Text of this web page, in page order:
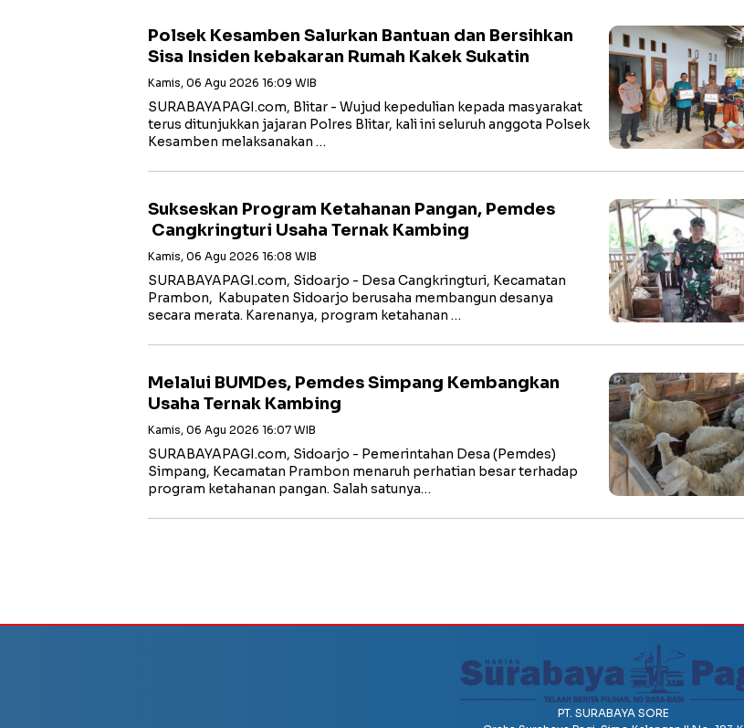
Polsek Kesamben Salurkan Bantuan dan Bersihkan
Sisa Insiden kebakaran Rumah Kakek Sukatin
Kamis, 06 Agu 2026 16:09 WIB
SURABAYAPAGI.com, Blitar - Wujud kepedulian kepada masyarakat
terus ditunjukkan jajaran Polres Blitar, kali ini seluruh anggota Polsek
Kesamben melaksanakan …
Sukseskan Program Ketahanan Pangan, Pemdes
Cangkringturi Usaha Ternak Kambing
Kamis, 06 Agu 2026 16:08 WIB
SURABAYAPAGI.com, Sidoarjo - Desa Cangkringturi, Kecamatan
Prambon, Kabupaten Sidoarjo berusaha membangun desanya
secara merata. Karenanya, program ketahanan …
Melalui BUMDes, Pemdes Simpang Kembangkan
Usaha Ternak Kambing
Kamis, 06 Agu 2026 16:07 WIB
SURABAYAPAGI.com, Sidoarjo - Pemerintahan Desa (Pemdes)
Simpang, Kecamatan Prambon menaruh perhatian besar terhadap
program ketahanan pangan. Salah satunya…
PT. SURABAYA SORE